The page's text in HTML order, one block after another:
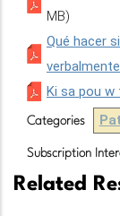
MB)
Qué hacer
verbalmente
Ki sa pou w
Categories
Subscription
Related